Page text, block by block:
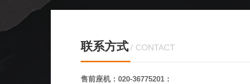
联系方式 CONTACT
售前座机：020-36775201：